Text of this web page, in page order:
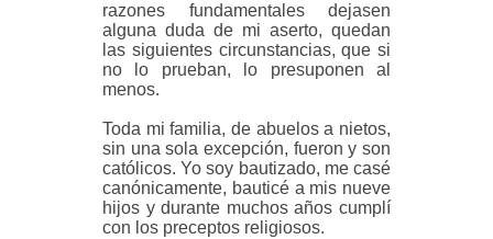
razones fundamentales dejasen
alguna duda de mi aserto, quedan
las siguientes circunstancias, que si
no lo prueban, lo presuponen al
menos.
Toda mi familia, de abuelos a nietos,
sin una sola excepción, fueron y son
católicos. Yo soy bautizado, me casé
canónicamente, bauticé a mis nueve
hijos y durante muchos años cumplí
con los preceptos religiosos.